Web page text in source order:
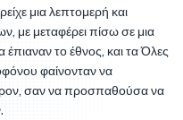
μια λεπτομερή και
με μεταφέρει πίσω σε μια
το έθνος, και τα Όλες
φαίνονταν να
σαν να προσπαθούσα να